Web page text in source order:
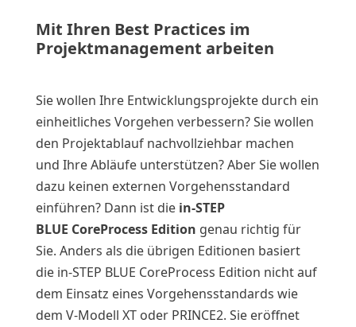
Mit Ihren Best Practices im
Projektmanagement arbeiten
Sie wollen Ihre Entwicklungsprojekte durch ein
einheitliches Vorgehen verbessern? Sie wollen
den Projektablauf nachvollziehbar machen
und Ihre Abläufe unterstützen? Aber Sie wollen
dazu keinen externen Vorgehensstandard
einführen? Dann ist die in-STEP
BLUE CoreProcess Edition genau richtig für
Sie. Anders als die übrigen Editionen basiert
die in-STEP BLUE CoreProcess Edition nicht auf
dem Einsatz eines Vorgehensstandards wie
dem V-Modell XT oder PRINCE2. Sie eröffnet